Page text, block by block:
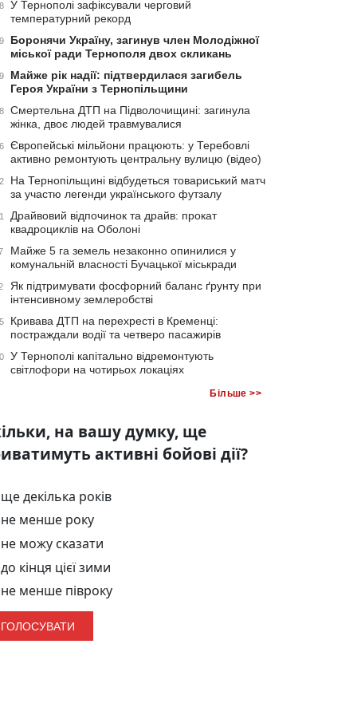
У Тернополі зафіксували черговий
температурний рекорд
Боронячи Україну, загинув член Молодіжної
міської ради Тернополя двох скликань
Майже рік надії: підтвердилася загибель
Героя України з Тернопільщини
Смертельна ДТП на Підволочищині: загинула
жінка, двоє людей травмувалися
Європейські мільйони працюють: у Теребовлі
активно ремонтують центральну вулицю (відео)
На Тернопільщині відбудеться товариський матч
за участю легенди українського футзалу
Драйвовий відпочинок та драйв: прокат
квадроциклів на Оболоні
Майже 5 га земель незаконно опинилися у
комунальній власності Бучацької міськради
Як підтримувати фосфорний баланс ґрунту при
інтенсивному землеробстві
Кривава ДТП на перехресті в Кременці:
постраждали водії та четверо пасажирів
У Тернополі капітально відремонтують
світлофори на чотирьох локаціях
Більше >>
на вашу думку, ще
активні бойові дії?
ще декілька років
не менше року
не можу сказати
до кінця цієї зими
не менше півроку